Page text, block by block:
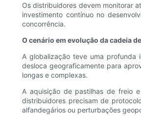
Os distribuidores devem monitorar
investimento contínuo no
concorrência.
O cenário em evolução da cadeia
A globalização teve uma
desloca geograficamente para
longas e complexas.
A aquisição de pastilhas de freio
distribuidores precisam de
alfandegários ou perturbações